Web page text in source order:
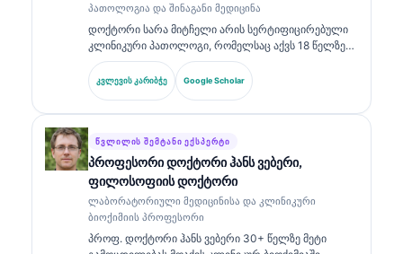
პათოლოგია და შინაგანი მედიცინა
დოქტორი სარა მიტჩელი არის სერტიფიცირებული
კლინიკური პათოლოგი, რომელსაც აქვს 18 წელზე
მეტი გამოცდილება ლაბორატორიულ მედიცინაში
და დიაგნოსტიკურ ანალიზში. მას აქვს
სპეციალიზებული სერტიფიკატები კლინიკურ ქიმიაში
კლინიკურ პრაქტიკაში.
კვლევის კარიბჭე Google Scholar
ᲬᲕᲚᲘᲚᲘᲡ ᲨᲔᲛᲢᲐᲜᲘ ᲔᲥᲡᲞᲔᲠᲢᲘ
პროფესორი დოქტორი ჰანს ვებერი,
ფილოსოფიის დოქტორი
ლაბორატორიული მედიცინისა და კლინიკური
ბიოქიმიის პროფესორი
პროფ. დოქტორი ჰანს ვებერი 30+ წელზე მეტი